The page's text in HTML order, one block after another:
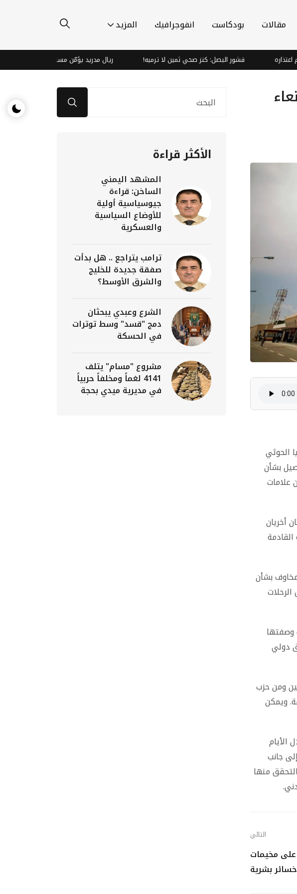
مقالات بودكاست انفوجرافيك المزيد
قشور البصل: كنز صحي ثمين لا ترميه! ريال مدريد يؤمّن مستقبل فينيسيوس بعقد ضخم لـ 6
الحوثي
بشأن
علامات
أخريان
بشأن
وصفتها
دولي
ومن حزب
ويمكن
الأيام
جانب
منها
التالي
مخيمات
بشرية
الأكثر قراءة
المشهد اليمني
الساخن: قراءة
جيوسياسية أولية
للأوضاع السياسية
والعسكرية
ترامب يتراجع .. هل بدأت
صفقة جديدة للخليج
والشرق الأوسط؟
الشرع وعبدي يبحثان
دمج "قسد" وسط توترات
في الحسكة
مشروع "مسام" يتلف
4141 لغماً ومخلفاً حربياً
في مديرية ميدي بحجة